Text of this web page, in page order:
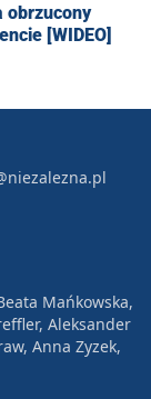
obrzucony
[WIDEO]
Mańkowska,
Aleksander
Anna Zyzek,